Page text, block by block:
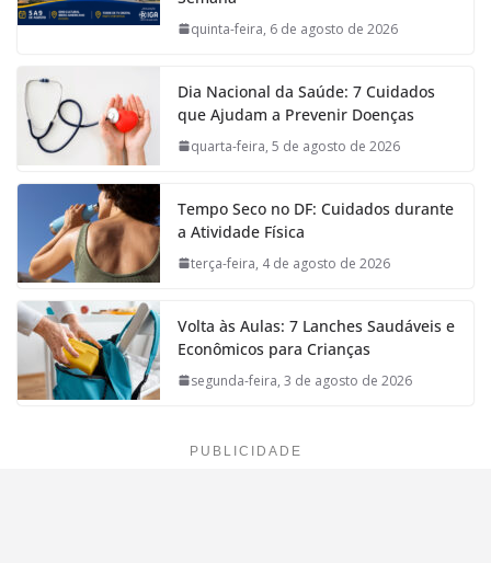
quinta-feira, 6 de agosto de 2026
Dia Nacional da Saúde: 7 Cuidados
que Ajudam a Prevenir Doenças
quarta-feira, 5 de agosto de 2026
Tempo Seco no DF: Cuidados durante
a Atividade Física
terça-feira, 4 de agosto de 2026
Volta às Aulas: 7 Lanches Saudáveis e
Econômicos para Crianças
segunda-feira, 3 de agosto de 2026
PUBLICIDADE